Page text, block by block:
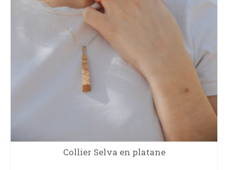
Collier Selva en platane